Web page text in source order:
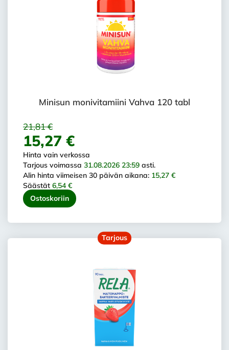
Minisun monivitamiini Vahva 120 tabl
21,81 €
15,27 €
Hinta vain verkossa
Tarjous voimassa 31.08.2026 23:59 asti.
Alin hinta viimeisen 30 päivän aikana: 15,27 €
Säästät 6,54 €
Ostoskoriin
Tarjous